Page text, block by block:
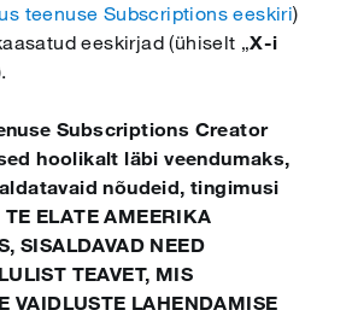
teenuse Subscriptions eeskiri)
eeskirjad (ühiselt „X-i
Subscriptions Creator
hoolikalt läbi veendumaks,
nõudeid, tingimusi
ELATE AMEERIKA
SISALDAVAD NEED
TEAVET, MIS
VAIDLUSTE LAHENDAMISE